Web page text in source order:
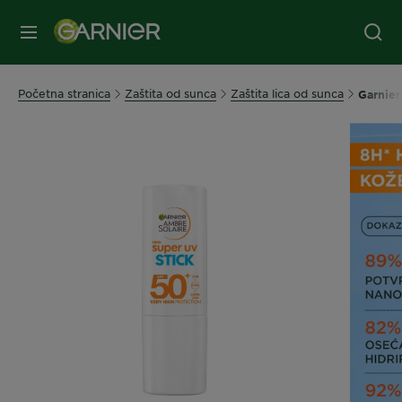
MENI
Početna stranica Zaštita od sunca Zaštita lica od sunca